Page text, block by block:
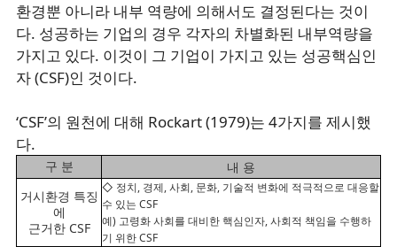
환경뿐 아니라 내부 역량에 의해서도 결정된다는 것이
다. 성공하는 기업의 경우 각자의 차별화된 내부역량을
가지고 있다. 이것이 그 기업이 가지고 있는 성공핵심인
자 (CSF)인 것이다.
‘CSF’의 원천에 대해 Rockart (1979)는 4가지를 제시했
다.
구 분
내 용
거시환경 특징
에
근거한 CSF
◇ 정치, 경제, 사회, 문화, 기술적 변화에 적극적으로 대응할
수 있는 CSF
예) 고령화 사회를 대비한 핵심인자, 사회적 책임을 수행하
기 위한 CSF